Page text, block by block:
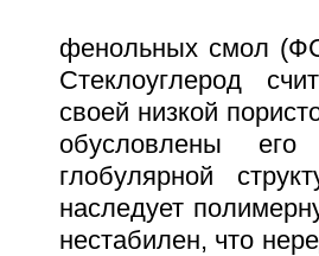
фенольных смол
Стеклоуглерод
своей низкой
обусловлены
глобулярной
наследует
нестабилен, что